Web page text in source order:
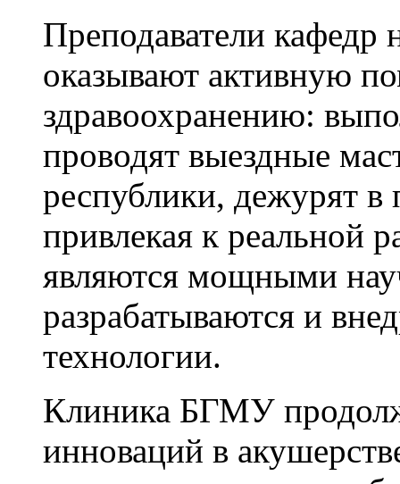
Преподаватели кафедр
оказывают активную
здравоохранению:
проводят выездные
республики, дежурят
привлекая к реальной
являются мощными
разрабатываются и
технологии.
Клиника БГМУ
инноваций в